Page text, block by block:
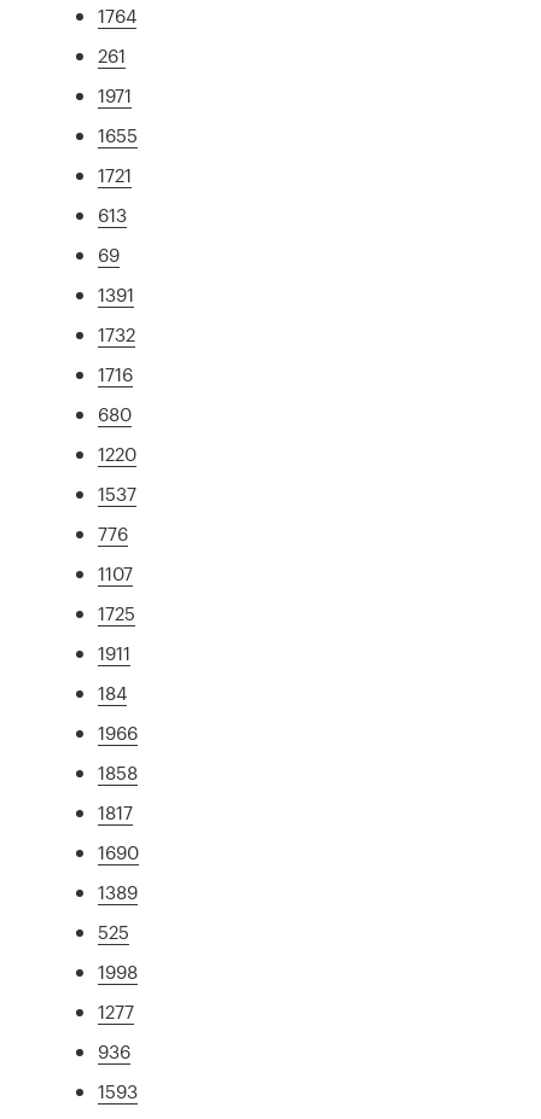
1764
261
1971
1655
1721
613
69
1391
1732
1716
680
1220
1537
776
1107
1725
1911
184
1966
1858
1817
1690
1389
525
1998
1277
936
1593